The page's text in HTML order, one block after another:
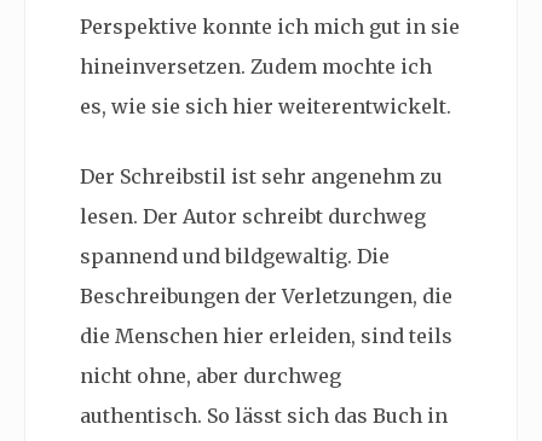
Perspektive konnte ich mich gut in sie
hineinversetzen. Zudem mochte ich
es, wie sie sich hier weiterentwickelt.
Der Schreibstil ist sehr angenehm zu
lesen. Der Autor schreibt durchweg
spannend und bildgewaltig. Die
Beschreibungen der Verletzungen, die
die Menschen hier erleiden, sind teils
nicht ohne, aber durchweg
authentisch. So lässt sich das Buch in